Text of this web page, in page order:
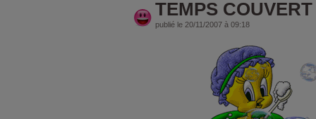
TEMPS
publié le 20/11/2007 à 09:18